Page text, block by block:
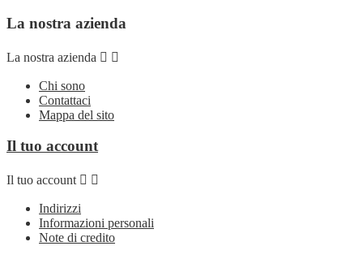
La nostra azienda
La nostra azienda  
Chi sono
Contattaci
Mappa del sito
Il tuo account
Il tuo account  
Indirizzi
Informazioni personali
Note di credito